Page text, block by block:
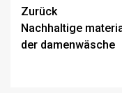
Zurück
Nachhaltige
der damenwäsche